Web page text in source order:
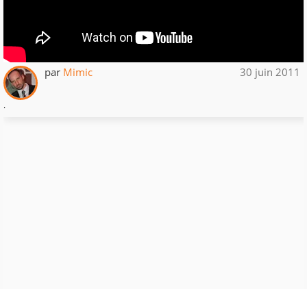
par Mimic 30 juin 2011
.